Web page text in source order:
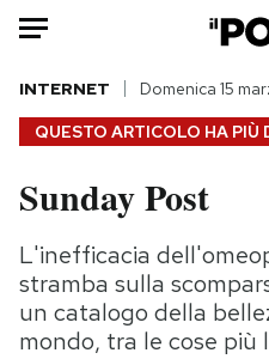
HOME
Italia
Politica
Tecnologia
Internet
QUESTO ARTICOLO HA PIÙ
INTERNET Domenica 15
Sunday Post
L'inefficacia
stramba sulla
un catalogo della
mondo, tra le cose